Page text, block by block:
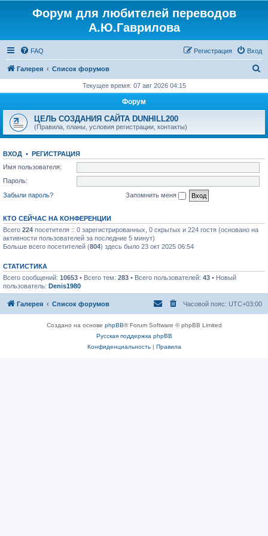
РегистрацияФорум для любителей переводов
А.Ю.Гаврилова
FAQ Вход
Регистрация
Галерея Список форумов
с
Текущее время: 07 авг 2026 04:15
Форум
ЦЕЛЬ СОЗДАНИЯ САЙТА DUNHILL200
(Правила, планы, условия регистрации, контакты)
ВХОД • РЕГИСТРАЦИЯ
Имя пользователя:
Пароль:
Забыли пароль?
Запомнить меня
КТО СЕЙЧАС НА КОНФЕРЕНЦИИ
Всего 224 посетителя :: 0 зарегистрированных, 0 скрытых и 224 гостя (основано на
активности пользователей за последние 5 минут)
Больше всего посетителей (804) здесь было 23 окт 2025 06:54
СТАТИСТИКА
Всего сообщений: 10653 • Всего тем: 283 • Всего пользователей: 43 • Новый
пользователь: Denis1980
Галерея Список форумов Часовой пояс: UTC+03:00
Создано на основе phpBB® Forum Software © phpBB Limited
Русская поддержка phpBB
Конфиденциальность| Правила